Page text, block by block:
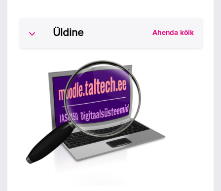
Section outline
AhendaÜldine Ahenda kõik